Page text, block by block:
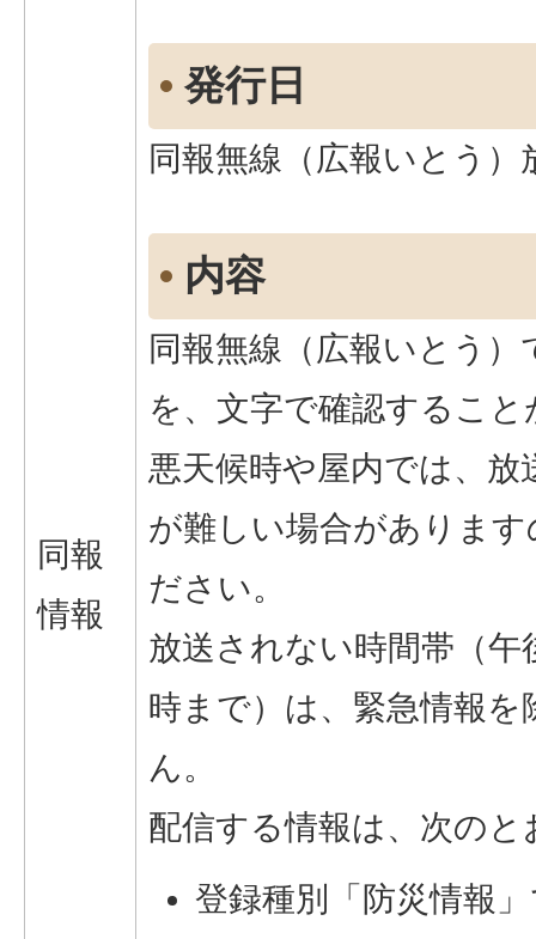
同報
情報
発行日
同報無線（広報いとう）
内容
同報無線（広報いとう
を、文字で確認するこ
悪天候時や屋内では、放
が難しい場合がありま
ださい。
放送されない時間帯（午
時まで）は、緊急情報
ん。
配信する情報は、次のと
登録種別「防災情報